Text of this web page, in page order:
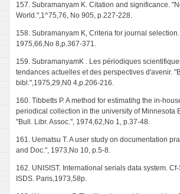
157. Subramanyam K. Citation and significance.
World.",1^75,76, No 905, p.227-228.
158. Subramanyam K, Criteria for journal
1975,66,No 8,p.367-371.
159. SubramanyamK . Les périodiques
tendances actuelles et des perspectives d'avenir.
bibl.",1975,29,N0 4,p.206-216.
160. Tibbetts P. A method for estimatihg the in-
periodical collection in the university of Minnesota
"Bull. Libr. Assoc.", 1974,62,No 1, p.37-48.
161. Uematsu T. A user study on documentation
and Doc.", 1973,No 10, p.5-8.
162. UNISIST. International serials data system.
ISDS. Paris,1973,58p.